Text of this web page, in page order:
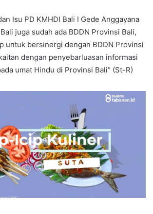
Isu PD KMHDI Bali I Gede Anggayana
juga sudah ada BDDN Provinsi Bali,
untuk bersinergi dengan BDDN Provinsi
dengan penyebarluasan informasi
umat Hindu di Provinsi Bali” (St-R)